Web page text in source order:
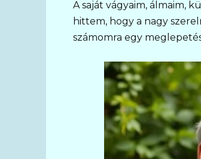
A saját vágyaim, álmaim,
hittem, hogy a nagy
számomra egy